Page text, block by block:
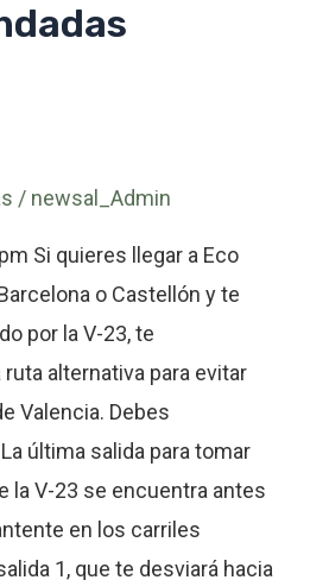
/ newsal_Admin
Si quieres llegar a Eco
o Castellón y te
por la V-23, te
alternativa para evitar
Valencia. Debes
última salida para tomar
la V-23 se encuentra antes
en los carriles
1, que te desviará hacia